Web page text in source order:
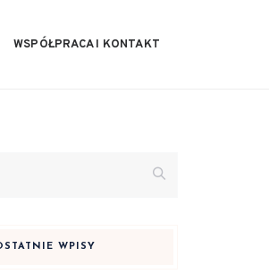
WSPÓŁPRACA I KONTAKT
WPISY